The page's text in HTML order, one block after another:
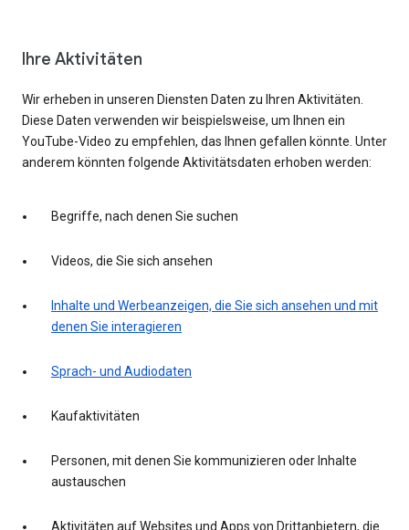
Ihre Aktivitäten
Wir erheben in unseren Diensten Daten zu Ihren Aktivitäten.
Diese Daten verwenden wir beispielsweise, um Ihnen ein
YouTube-Video zu empfehlen, das Ihnen gefallen könnte. Unter
anderem könnten folgende Aktivitätsdaten erhoben werden:
Begriffe, nach denen Sie suchen
Videos, die Sie sich ansehen
Inhalte und Werbeanzeigen, die Sie sich ansehen und mit
denen Sie interagieren
Sprach- und Audiodaten
Kaufaktivitäten
Personen, mit denen Sie kommunizieren oder Inhalte
austauschen
Aktivitäten auf Websites und Apps von Drittanbietern, die